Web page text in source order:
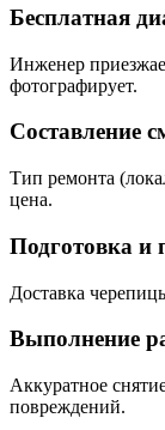
Бесплатная
Инженер
фотографирует.
Составление
Тип ремонта
цена.
Подготовка и
Доставка
Выполнение
Аккуратное
повреждений.